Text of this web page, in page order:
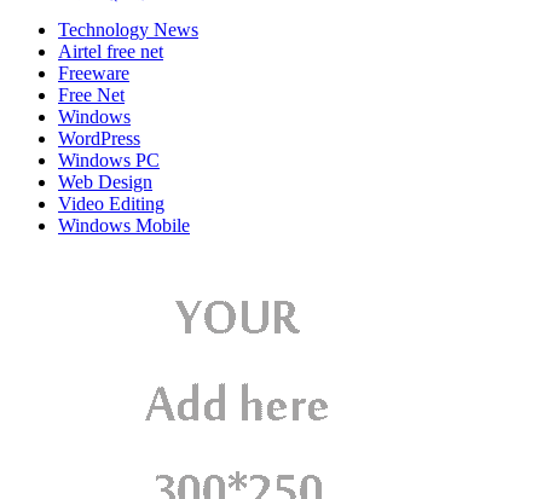
Technology News
Airtel free net
Freeware
Free Net
Windows
WordPress
Windows PC
Web Design
Video Editing
Windows Mobile